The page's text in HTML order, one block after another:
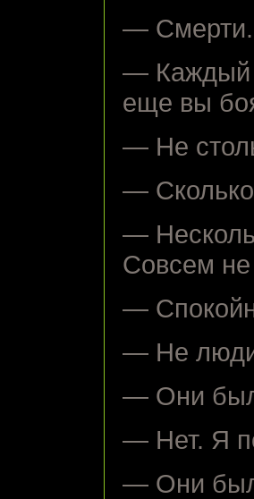
— Смерти.
— Каждый
еще вы
— Не
—
—
Совсем не
—
— Не
— Они
— Нет. Я
— Они